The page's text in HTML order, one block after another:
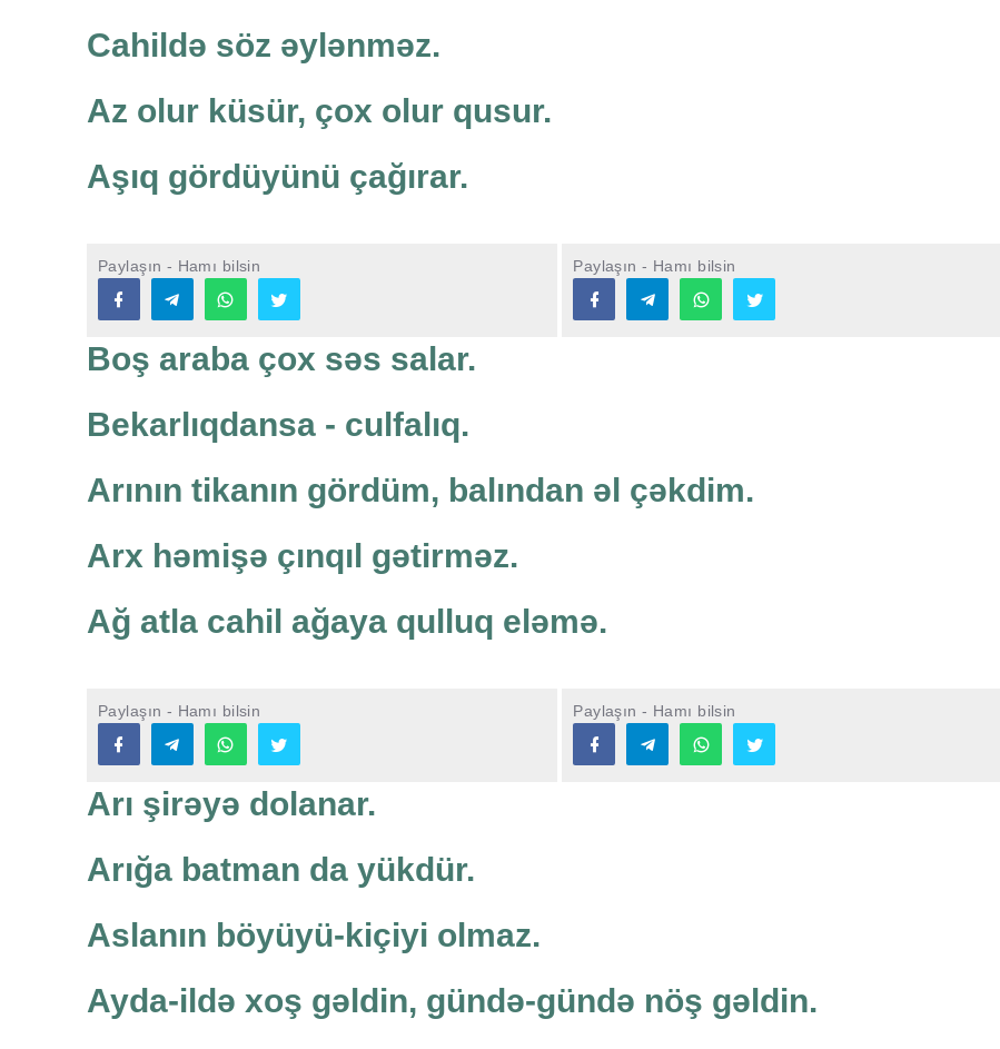
Cahildə söz əylənməz.
Az olur küsür, çox olur qusur.
Aşıq gördüyünü çağırar.
Paylaşın - Hamı bilsin Paylaşın - Hamı bilsin
Boş araba çox səs salar.
Bekarlıqdansa - culfalıq.
Arının tikanın gördüm, balından əl çəkdim.
Arx həmişə çınqıl gətirməz.
Ağ atla cahil ağaya qulluq eləmə.
Paylaşın - Hamı bilsin Paylaşın - Hamı bilsin
Arı şirəyə dolanar.
Arığa batman da yükdür.
Aslanın böyüyü-kiçiyi olmaz.
Ayda-ildə xoş gəldin, gündə-gündə nöş gəldin.